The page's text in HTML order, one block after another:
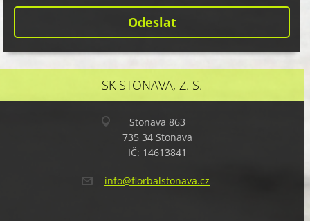
SK STONAVA, Z. S.
Stonava 863
735 34 Stonava
IČ: 14613841
info@florbalstonava.cz